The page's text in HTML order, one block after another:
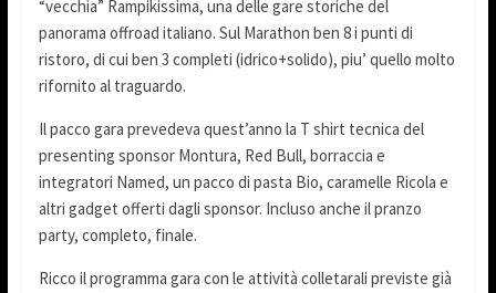
“vecchia” Rampikissima, una delle gare storiche del
panorama offroad italiano. Sul Marathon ben 8 i punti di
ristoro, di cui ben 3 completi (idrico+solido), piu’ quello molto
rifornito al traguardo.
Il pacco gara prevedeva quest’anno la T shirt tecnica del
presenting sponsor Montura, Red Bull, borraccia e
integratori Named, un pacco di pasta Bio, caramelle Ricola e
altri gadget offerti dagli sponsor. Incluso anche il pranzo
party, completo, finale.
Ricco il programma gara con le attività colletarali previste già